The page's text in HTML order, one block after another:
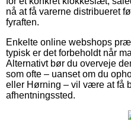
nå at få varerne distribueret
fyraften.
Enkelte online webshops
typisk er det forbeholdt når
Alternativt bør du overveje
som ofte – uanset om du
eller Hørning – vil være at få
afhentningssted.